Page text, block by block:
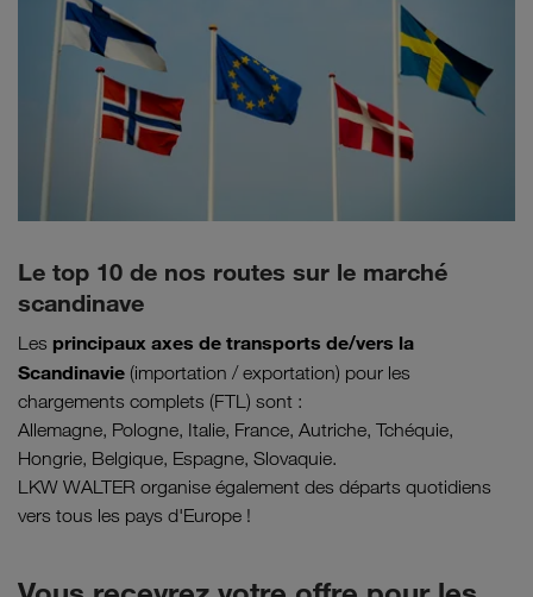
Le top 10 de nos routes sur le marché
scandinave
Les principaux axes de transports de/vers la
Scandinavie (importation / exportation) pour les
chargements complets (FTL) sont :
Allemagne, Pologne, Italie, France, Autriche, Tchéquie,
Hongrie, Belgique, Espagne, Slovaquie.
LKW WALTER organise également des départs quotidiens
vers tous les pays d'Europe !